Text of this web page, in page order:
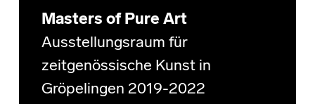
Masters of Pure Art
Ausstellungsraum für
zeitgenössische Kunst in
Gröpelingen 2019-2022